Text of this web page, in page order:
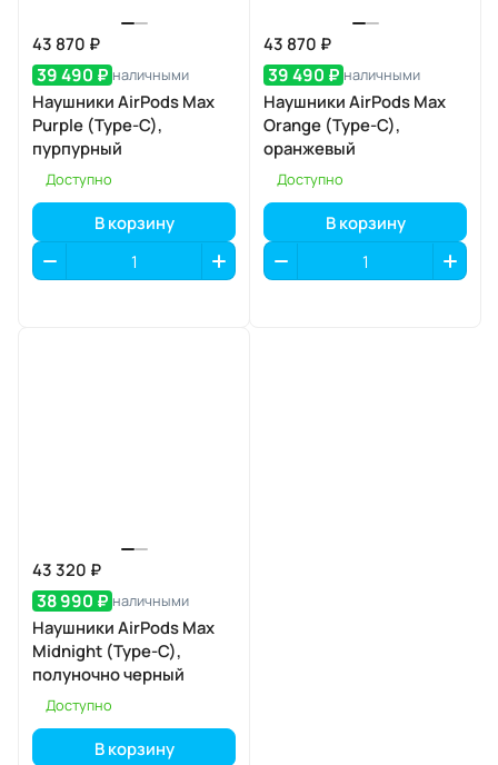
43 870 ₽
39 490 ₽ наличными
Наушники AirPods Max
Purple (Type-C),
пурпурный
Доступно
В корзину
43 870 ₽
39 490 ₽ наличными
Наушники AirPods Max
Orange (Type-C),
оранжевый
Доступно
В корзину
43 320 ₽
38 990 ₽ наличными
Наушники AirPods Max
Midnight (Type-C),
полуночно черный
Доступно
В корзину